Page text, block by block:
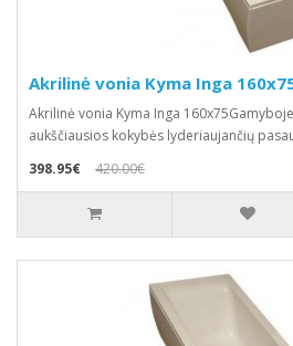
Akrilinė vonia Kyma Inga
Akrilinė vonia Kyma Inga
aukščiausios kokybės lyderiaujančių
398.95€
420.00€